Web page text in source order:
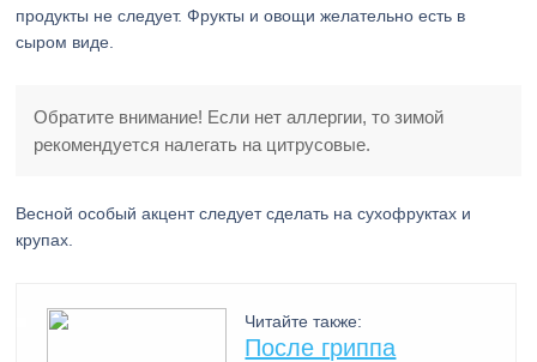
продукты не следует. Фрукты и овощи желательно есть в
сыром виде.
Обратите внимание! Если нет аллергии, то зимой
рекомендуется налегать на цитрусовые.
Весной особый акцент следует сделать на сухофруктах и
крупах.
Читайте также:
После гриппа